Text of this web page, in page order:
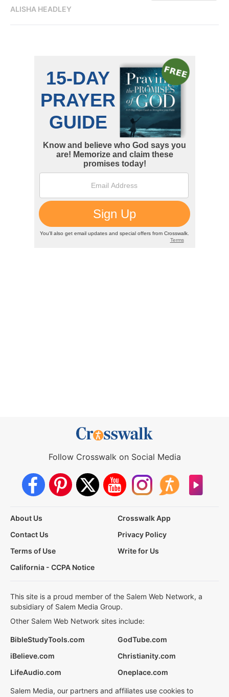
ALISHA HEADLEY
Follow Crosswalk on Social Media
About Us
Crosswalk App
Contact Us
Privacy Policy
Terms of Use
Write for Us
California - CCPA Notice
This site is a proud member of the Salem Web Network, a
subsidiary of Salem Media Group.
Other Salem Web Network sites include:
BibleStudyTools.com
GodTube.com
iBelieve.com
Christianity.com
LifeAudio.com
Oneplace.com
Salem Media, our partners and affiliates use cookies to